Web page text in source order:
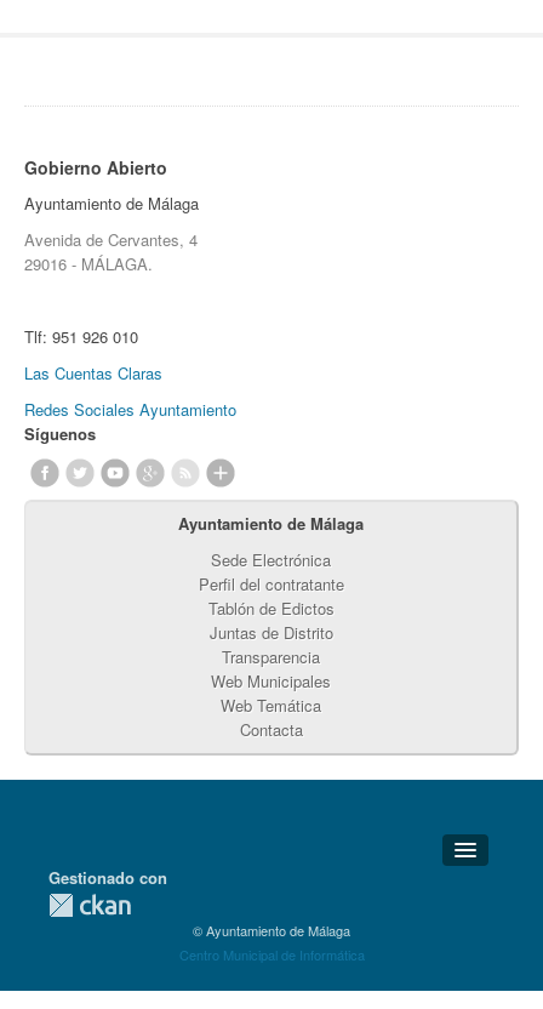
Gobierno Abierto
Ayuntamiento de Málaga
Avenida de Cervantes, 4
29016 - MÁLAGA.
Tlf: 951 926 010
Las Cuentas Claras
Redes Sociales Ayuntamiento
Síguenos
Ayuntamiento de Málaga
Sede Electrónica
Perfil del contratante
Tablón de Edictos
Juntas de Distrito
Transparencia
Web Municipales
Web Temática
Contacta
Detalles Técnicos
Gestionado con
© Ayuntamiento de Málaga
Centro Municipal de Informática